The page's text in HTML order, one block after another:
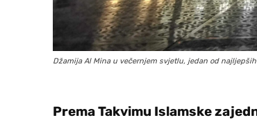
Džamija Al Mina u večernjem svjetlu, jedan od
Prema Takvimu Islamske